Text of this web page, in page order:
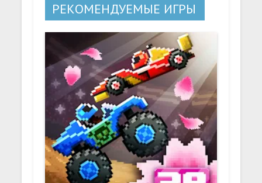
РЕКОМЕНДУЕМЫЕ ИГРЫ